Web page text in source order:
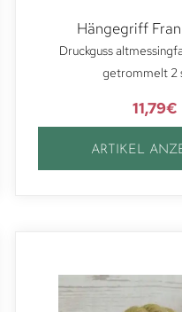
Hängegriff
Druckguss
getrommelt 2
11,79€
ARTIKEL